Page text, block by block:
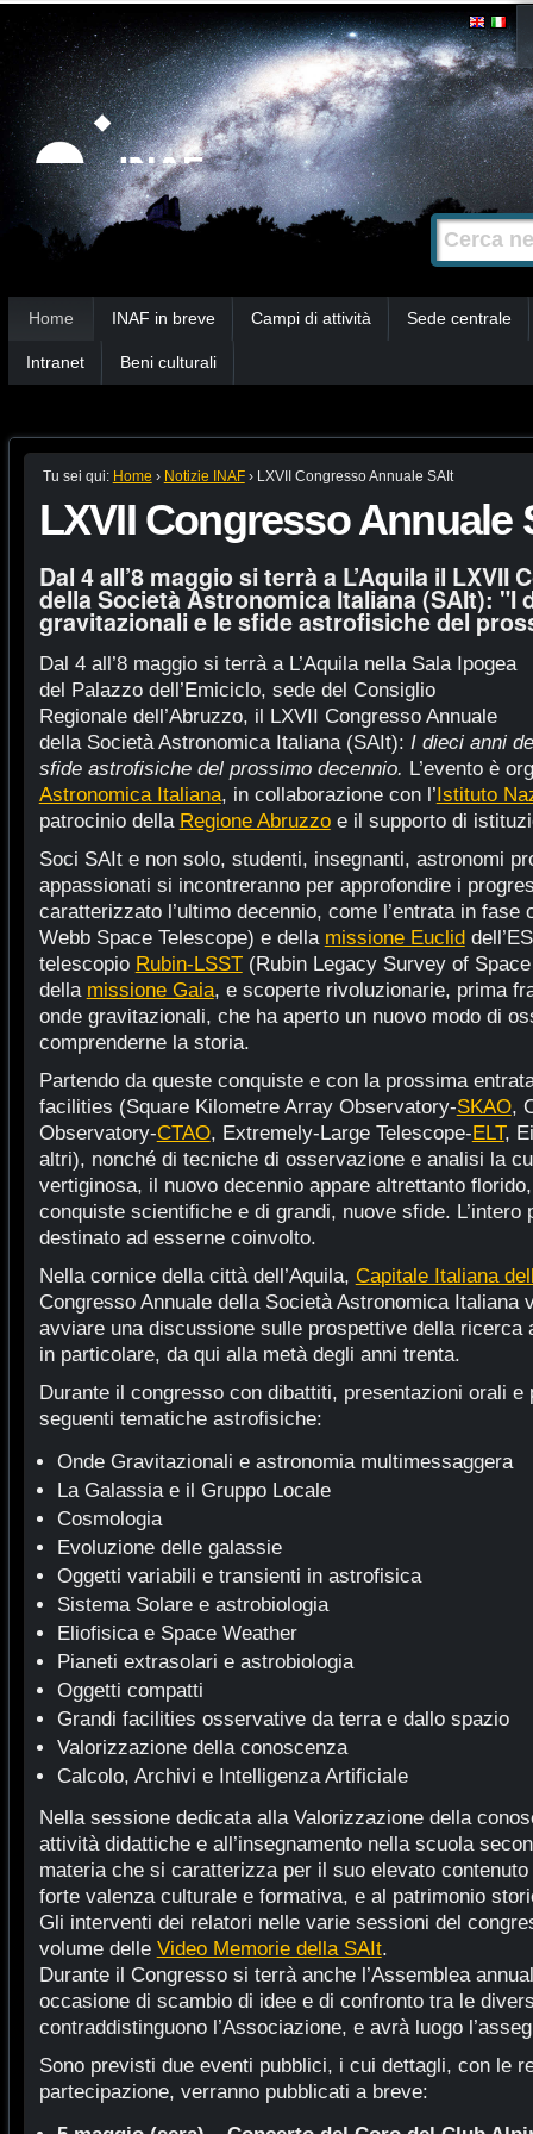
Strumenti
personali
Salta
contenuti.
|
Salta
alla
navigazione
Cerca nel
Ricerca
avanzata…
Home INAF in breve Campi di attività Sede centrale
Intranet Beni culturali
Tu sei qui: Home › Notizie INAF › LXVII Congresso Annuale SAIt
LXVII Congresso Annuale
Dal 4 all’8 maggio si terrà a L’Aquila il LXVII
della Società Astronomica Italiana (SAIt): "I
gravitazionali e le sfide astrofisiche del
Dal 4 all’8 maggio si terrà a L’Aquila nella Sala Ipogea
del Palazzo dell’Emiciclo, sede del Consiglio
Regionale dell’Abruzzo, il LXVII Congresso Annuale
della Società Astronomica Italiana (SAIt): I dieci anni
sfide astrofisiche del prossimo decennio. L’evento è
Astronomica Italiana, in collaborazione con l’Istituto
patrocinio della Regione Abruzzoe il supporto di
Soci SAIt e non solo, studenti, insegnanti, astronomi
appassionati si incontreranno per approfondire i
caratterizzato l’ultimo decennio, come l’entrata in fase
Webb Space Telescope) e della missione Euclid
telescopio Rubin-LSST(Rubin Legacy Survey of
della missione Gaia, e scoperte rivoluzionarie, prima
onde gravitazionali, che ha aperto un nuovo modo di
comprenderne la storia.
Partendo da queste conquiste e con la prossima
facilities (Square Kilometre Array Observatory-SKAO,
Observatory-CTAO, Extremely-Large Telescope-ELT,
altri), nonché di tecniche di osservazione e analisi la
vertiginosa, il nuovo decennio appare altrettanto
conquiste scientifiche e di grandi, nuove sfide. L’intero
destinato ad esserne coinvolto.
Nella cornice della città dell’Aquila, Capitale Italiana
Congresso Annuale della Società Astronomica Italiana
avviare una discussione sulle prospettive della
in particolare, da qui alla metà degli anni trenta.
Durante il congresso con dibattiti, presentazioni orali e
seguenti tematiche astrofisiche:
Onde Gravitazionali e astronomia multimessaggera
La Galassia e il Gruppo Locale
Cosmologia
Evoluzione delle galassie
Oggetti variabili e transienti in astrofisica
Sistema Solare e astrobiologia
Eliofisica e Space Weather
Pianeti extrasolari e astrobiologia
Oggetti compatti
Grandi facilities osservative da terra e dallo spazio
Valorizzazione della conoscenza
Calcolo, Archivi e Intelligenza Artificiale
Nella sessione dedicata alla Valorizzazione della
attività didattiche e all’insegnamento nella scuola
materia che si caratterizza per il suo elevato
forte valenza culturale e formativa, e al patrimonio
Gli interventi dei relatori nelle varie sessioni del
volume delle Video Memorie della SAIt.
Durante il Congresso si terrà anche l’Assemblea
occasione di scambio di idee e di confronto tra le
contraddistinguono l’Associazione, e avrà luogo
Sono previsti due eventi pubblici, i cui dettagli, con le
partecipazione, verranno pubblicati a breve: